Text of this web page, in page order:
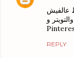
عالفيش
و
REPLY